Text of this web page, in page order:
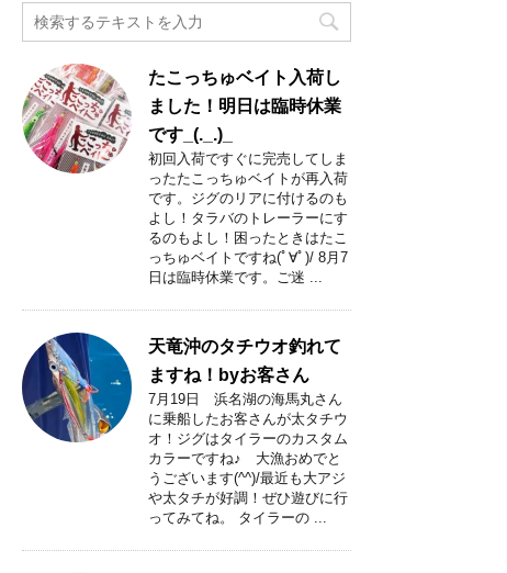
記
事
別
一
覧
たこっちゅベイト入荷し
ました！明日は臨時休業
です_(._.)_
初回入荷ですぐに完売してしま
ったたこっちゅベイトが再入荷
です。ジグのリアに付けるのも
よし！タラバのトレーラーにす
るのもよし！困ったときはたこ
っちゅベイトですね(ﾟ∀ﾟ)/ 8月7
日は臨時休業です。ご迷 ...
天竜沖のタチウオ釣れて
ますね！byお客さん
7月19日 浜名湖の海馬丸さん
に乗船したお客さんが太タチウ
オ！ジグはタイラーのカスタム
カラーですね♪ 大漁おめでと
うございます(^^)/最近も大アジ
や太タチが好調！ぜひ遊びに行
ってみてね。 タイラーの ...